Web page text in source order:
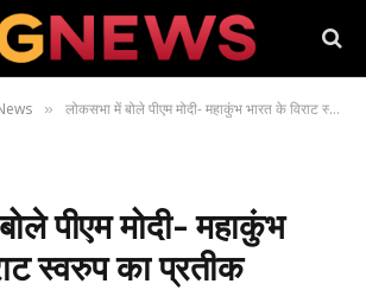
» लोकसभा में बोले पीएम मोदी- महाकुंभ भारत के विराट स्वरुप का प्रतीक
पीएम मोदी- महाकुंभ
स्वरुप का प्रतीक